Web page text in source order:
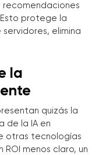
protege la
elimina
la
quizás la
de la IA en
otras tecnologías
ROI menos claro, un